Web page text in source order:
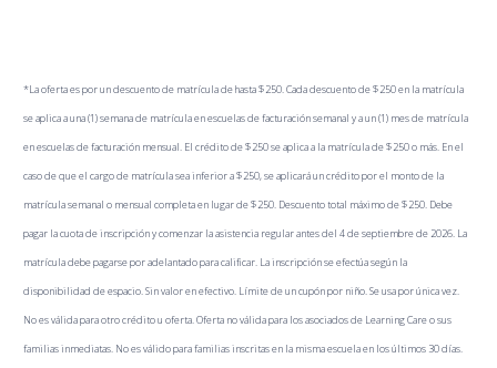
*La oferta es por un descuento de matrícula de hasta $250. Cada descuento de $250 en la matrícula
se aplica a una (1) semana de matrícula en escuelas de facturación semanal y a un (1) mes de matrícula
en escuelas de facturación mensual. El crédito de $250 se aplica a la matrícula de $250 o más. En el
caso de que el cargo de matrícula sea inferior a $250, se aplicará un crédito por el monto de la
matrícula semanal o mensual completa en lugar de $250. Descuento total máximo de $250. Debe
pagar la cuota de inscripción y comenzar la asistencia regular antes del 4 de septiembre de 2026. La
matrícula debe pagarse por adelantado para calificar. La inscripción se efectúa según la
disponibilidad de espacio. Sin valor en efectivo. Límite de un cupón por niño. Se usa por única vez.
No es válida para otro crédito u oferta. Oferta no válida para los asociados de Learning Care o sus
familias inmediatas. No es válido para familias inscritas en la misma escuela en los últimos 30 días.